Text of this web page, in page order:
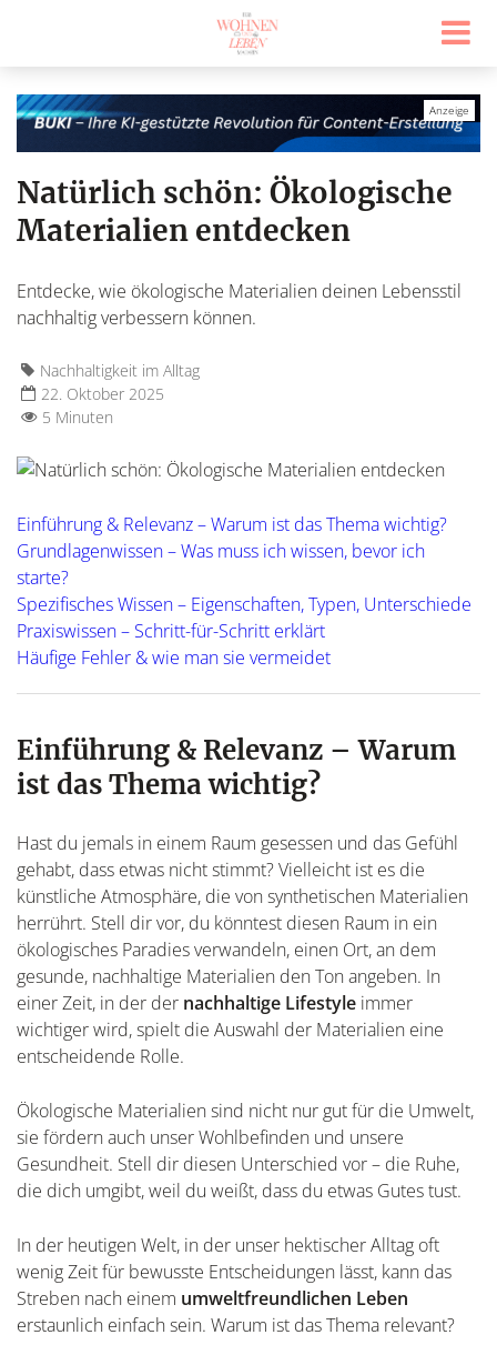
Natürlich schön: Ökologische
Materialien entdecken
Entdecke, wie ökologische Materialien deinen Lebensstil
nachhaltig verbessern können.
Nachhaltigkeit im Alltag
22. Oktober 2025
5 Minuten
Einführung & Relevanz – Warum ist das Thema wichtig?
Grundlagenwissen – Was muss ich wissen, bevor ich
starte?
Spezifisches Wissen – Eigenschaften, Typen, Unterschiede
Praxiswissen – Schritt-für-Schritt erklärt
Häufige Fehler & wie man sie vermeidet
Einführung & Relevanz – Warum
ist das Thema wichtig?
Hast du jemals in einem Raum gesessen und das Gefühl
gehabt, dass etwas nicht stimmt? Vielleicht ist es die
künstliche Atmosphäre, die von synthetischen Materialien
herrührt. Stell dir vor, du könntest diesen Raum in ein
ökologisches Paradies verwandeln, einen Ort, an dem
gesunde, nachhaltige Materialien den Ton angeben. In
einer Zeit, in der der nachhaltige Lifestyle immer
wichtiger wird, spielt die Auswahl der Materialien eine
entscheidende Rolle.
Ökologische Materialien sind nicht nur gut für die Umwelt,
sie fördern auch unser Wohlbefinden und unsere
Gesundheit. Stell dir diesen Unterschied vor – die Ruhe,
die dich umgibt, weil du weißt, dass du etwas Gutes tust.
In der heutigen Welt, in der unser hektischer Alltag oft
wenig Zeit für bewusste Entscheidungen lässt, kann das
Streben nach einem umweltfreundlichen Leben
erstaunlich einfach sein. Warum ist das Thema relevant?